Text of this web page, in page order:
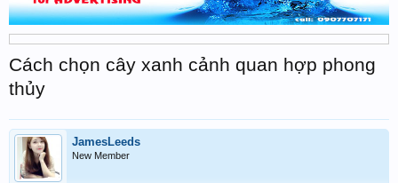
Cách chọn cây xanh cảnh quan hợp phong
thủy
JamesLeeds
New Member